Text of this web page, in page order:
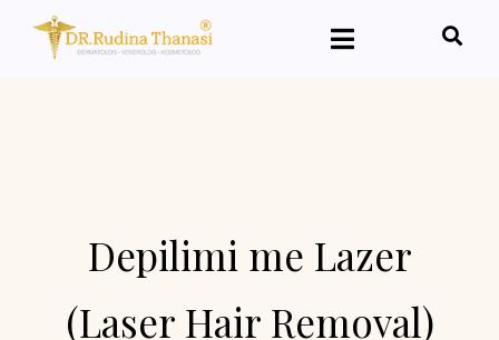
Depilimi me Lazer
(Laser Hair Removal)